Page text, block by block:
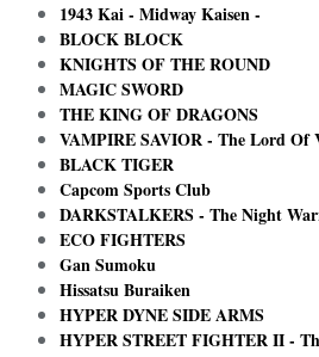
1943 Kai - Midway Kaisen -
BLOCK BLOCK
KNIGHTS OF THE ROUND
MAGIC SWORD
THE KING OF DRAGONS
VAMPIRE SAVIOR - The Lord Of
BLACK TIGER
Capcom Sports Club
DARKSTALKERS - The Night
ECO FIGHTERS
Gan Sumoku
Hissatsu Buraiken
HYPER DYNE SIDE ARMS
HYPER STREET FIGHTER II -